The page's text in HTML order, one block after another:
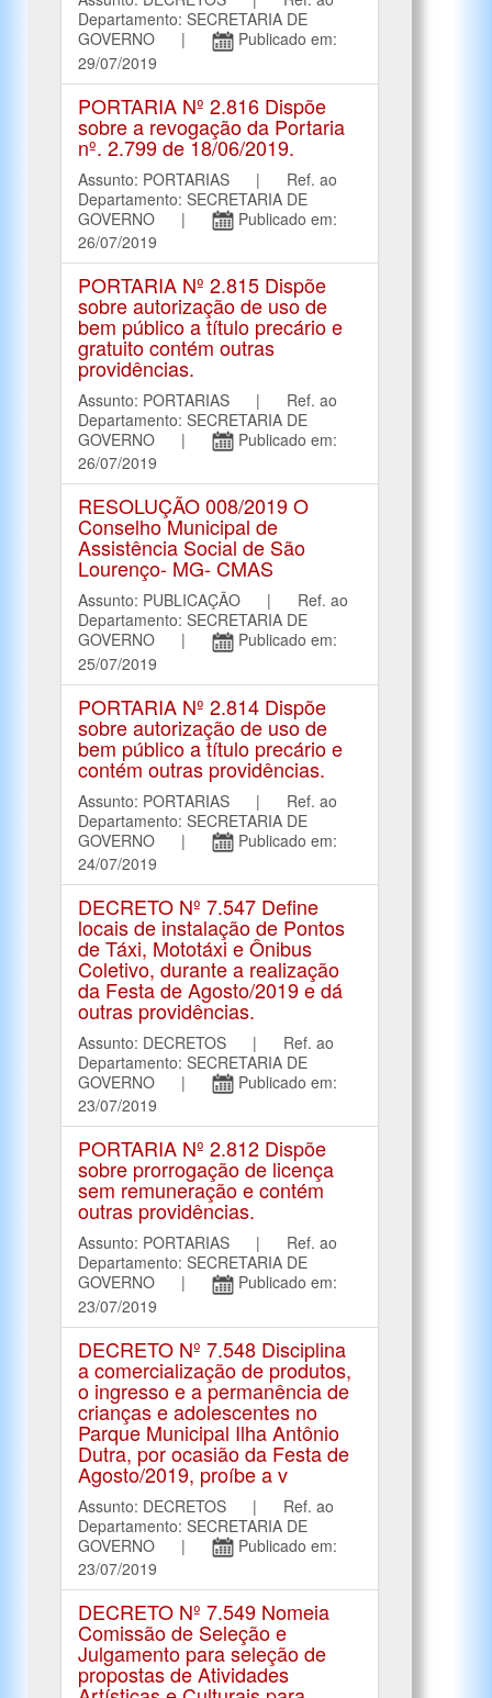
Departamento: SECRETARIA DE
GOVERNO |
Publicado em:
29/07/2019
PORTARIA Nº 2.816 Dispõe
sobre a revogação da Portaria
nº. 2.799 de 18/06/2019.
Assunto: PORTARIAS | Ref. ao
Departamento: SECRETARIA DE
GOVERNO |
Publicado em:
26/07/2019
PORTARIA Nº 2.815 Dispõe
sobre autorização de uso de
bem público a título precário e
gratuito contém outras
providências.
Assunto: PORTARIAS | Ref. ao
Departamento: SECRETARIA DE
GOVERNO |
Publicado em:
26/07/2019
RESOLUÇÃO 008/2019 O
Conselho Municipal de
Assistência Social de São
Lourenço- MG- CMAS
Assunto: PUBLICAÇÃO | Ref. ao
Departamento: SECRETARIA DE
GOVERNO |
Publicado em:
25/07/2019
PORTARIA Nº 2.814 Dispõe
sobre autorização de uso de
bem público a título precário e
contém outras providências.
Assunto: PORTARIAS | Ref. ao
Departamento: SECRETARIA DE
GOVERNO |
Publicado em:
24/07/2019
DECRETO Nº 7.547 Define
locais de instalação de Pontos
de Táxi, Mototáxi e Ônibus
Coletivo, durante a realização
da Festa de Agosto/2019 e dá
outras providências.
Assunto: DECRETOS | Ref. ao
Departamento: SECRETARIA DE
GOVERNO |
Publicado em:
23/07/2019
PORTARIA Nº 2.812 Dispõe
sobre prorrogação de licença
sem remuneração e contém
outras providências.
Assunto: PORTARIAS | Ref. ao
Departamento: SECRETARIA DE
GOVERNO |
Publicado em:
23/07/2019
DECRETO Nº 7.548 Disciplina
a comercialização de produtos,
o ingresso e a permanência de
crianças e adolescentes no
Parque Municipal Ilha Antônio
Dutra, por ocasião da Festa de
Agosto/2019, proíbe a v
Assunto: DECRETOS | Ref. ao
Departamento: SECRETARIA DE
GOVERNO |
Publicado em:
23/07/2019
DECRETO Nº 7.549 Nomeia
Comissão de Seleção e
Julgamento para seleção de
propostas de Atividades